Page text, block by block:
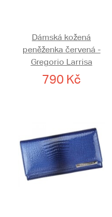
Dámská kožená
peněženka červená -
Gregorio Larrisa
790 Kč